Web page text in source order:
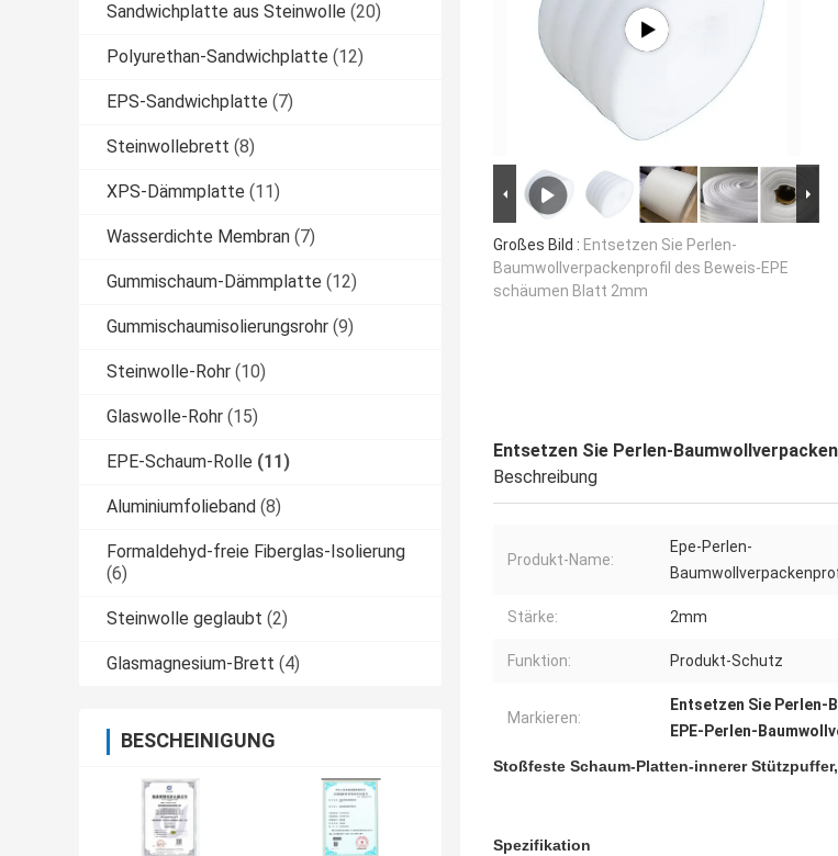
Sandwichplatte aus Steinwolle (20)
Polyurethan-Sandwichplatte (12)
EPS-Sandwichplatte (7)
Steinwollebrett (8)
XPS-Dämmplatte (11)
Wasserdichte Membran (7)
Gummischaum-Dämmplatte (12)
Gummischaumisolierungsrohr (9)
Steinwolle-Rohr (10)
Glaswolle-Rohr (15)
EPE-Schaum-Rolle (11)
Aluminiumfolieband (8)
Formaldehyd-freie Fiberglas-Isolierung
(6)
Steinwolle geglaubt (2)
Glasmagnesium-Brett (4)
BESCHEINIGUNG
Großes Bild : Entsetzen Sie Perlen-
Baumwollverpackenprofil des Beweis-EPE
schäumen Blatt 2mm
Entsetzen Sie Perlen-
Beschreibung
Produkt-Name:
Epe-Perlen-
Stärke: 2mm
Funktion: Produkt-Schutz
Markieren:
Entsetzen Sie Perlen-
EPE-Perlen-
Stoßfeste Schaum-Platten-innerer
Spezifikation